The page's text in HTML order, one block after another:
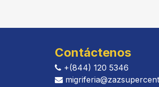
Contáctenos
+(844) 120 5346
migriferia